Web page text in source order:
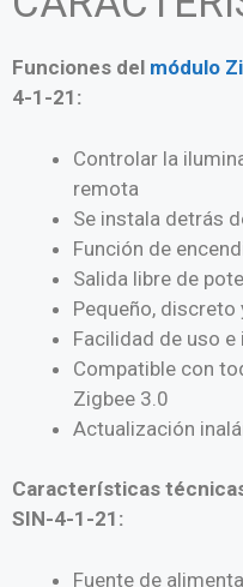
Funciones del módulo
4-1-21:
Controlar la
remota
Se instala detrás
Función de
Salida libre de
Pequeño, discreto
Facilidad de uso e
Compatible con
Zigbee 3.0
Actualización
Características
SIN-4-1-21:
Fuente de